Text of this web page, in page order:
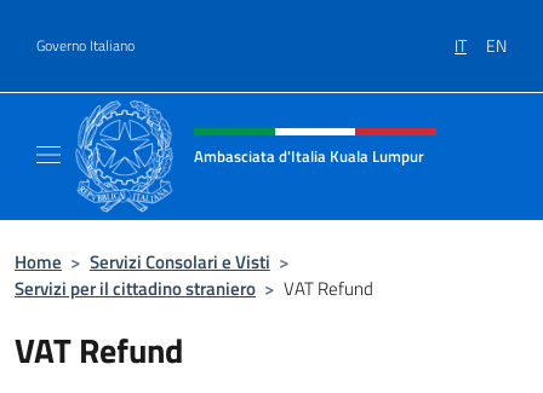
Governo Italiano IT EN
Intestazione sito, social e menù
Ambasciata d'Italia Kuala Lumpur
Home > Servizi Consolari e Visti >
Servizi per il cittadino straniero > VAT Refund
VAT Refund